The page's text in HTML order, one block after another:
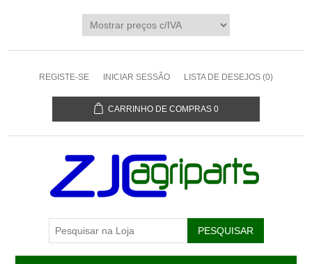
REGISTE-SE INICIAR SESSÃO LISTA DE DESEJOS (0)
CARRINHO DE COMPRAS 0